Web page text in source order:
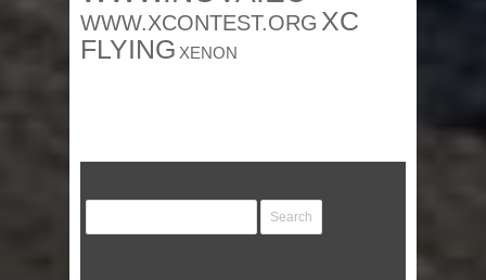
WWW.XCONTEST.ORG XC
FLYING XENON